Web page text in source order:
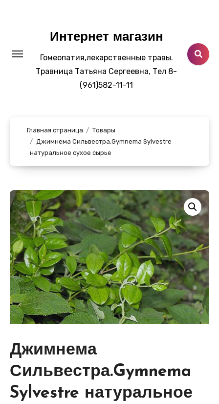
Интернет магазин
Гомеопатия,лекарственные травы.
Травница Татьяна Сергеевна, Тел 8-
(961)582-11-11
Главная страница
Товары
Джимнема Сильвестра.Gymnema Sylvestre
натуральное сухое сырье
Джимнема
Сильвестра.Gymnema
Sylvestre натуральное